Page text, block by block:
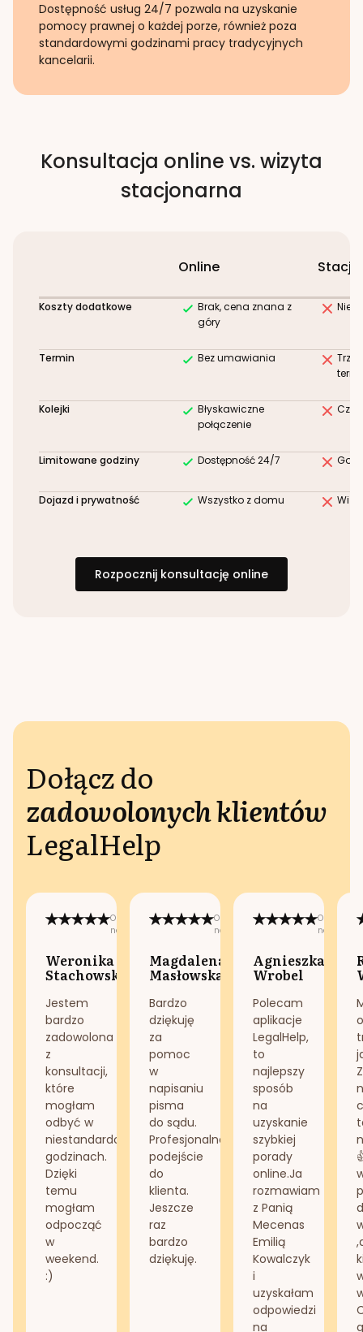
Dostępność usług 24/7 pozwala na uzyskanie
pomocy prawnej o każdej porze, również poza
standardowymi godzinami pracy tradycyjnych
kancelarii.
Konsultacja online vs. wizyta
stacjonarna
Online
Koszty dodatkowe
Brak, cena znana z
góry
Termin Bez umawiania
Kolejki
Błyskawiczne
połączenie
Limitowane godziny Dostępność 24/7
Dojazd i prywatność Wszystko z domu
Rozpocznij konsultację online
Dołącz do
zadowolonych klientów
LegalHelp
Opublikowano
na:
Weronika
Stachowska
Jestem
bardzo
zadowolona
z
konsultacji,
które
mogłam
odbyć w
niestandardowych
godzinach.
Dzięki
temu
mogłam
odpocząć
w
weekend.
:)
Opublikowano
na:
Magdalena
Masłowska
Bardzo
dziękuję
za
pomoc
w
napisaniu
pisma
do sądu.
Profesjonalne
podejście
do
klienta.
Jeszcze
raz
bardzo
dziękuję.
na:
Agnieszka
Wrobel
Polecam
aplikacje
LegalHelp,
to
najlepszy
sposób
na
uzyskanie
szybkiej
porady
online.Ja
rozmawiam
z Panią
Mecenas
Emilią
Kowalczyk
i
uzyskałam
odpowiedzi
na